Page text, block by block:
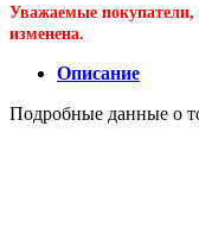
Уважаемые
изменена.
Описание
Подробные данные о